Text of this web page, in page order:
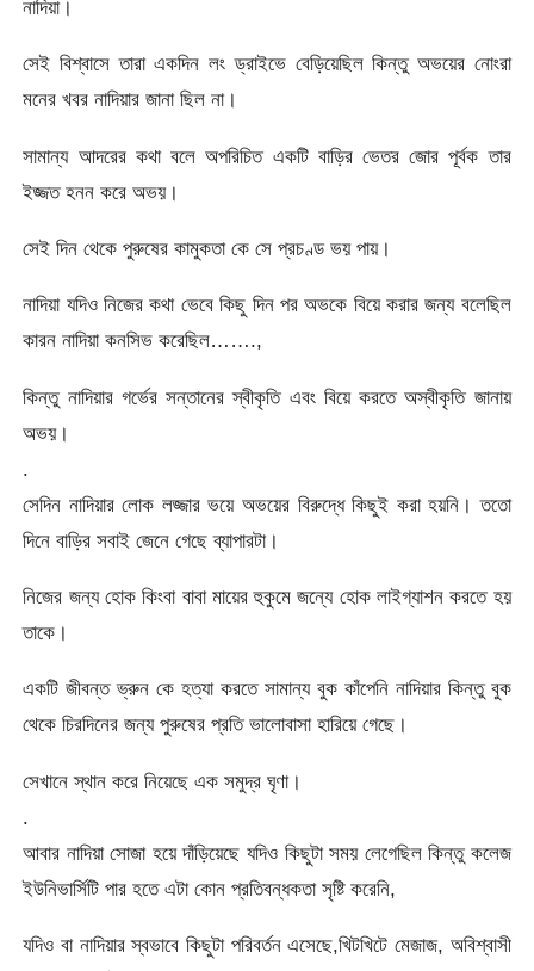
নাদিয়া।
সেই বিশ্বাসে তারা একদিন লং ড্রাইভে বেড়িয়েছিল কিন্তু অভয়ের নোংরা
মনের খবর নাদিয়ার জানা ছিল না।
সামান্য আদরের কথা বলে অপরিচিত একটি বাড়ির ভেতর জোর পূর্বক তার
ইজ্জত হনন করে অভয়।
সেই দিন থেকে পুরুষের কামুকতা কে সে প্রচণ্ড ভয় পায়।
নাদিয়া যদিও নিজের কথা ভেবে কিছু দিন পর অভকে বিয়ে করার জন্য বলেছিল
কারন নাদিয়া কনসিভ করেছিল…….,
কিন্তু নাদিয়ার গর্ভের সন্তানের স্বীকৃতি এবং বিয়ে করতে অস্বীকৃতি জানায়
অভয়।
.
সেদিন নাদিয়ার লোক লজ্জার ভয়ে অভয়ের বিরুদ্ধে কিছুই করা হয়নি। ততো
দিনে বাড়ির সবাই জেনে গেছে ব্যাপারটা।
নিজের জন্য হোক কিংবা বাবা মায়ের হুকুমে জন্যে হোক লাইগ্যাশন করতে হয়
তাকে।
একটি জীবন্ত ভ্রুন কে হত্যা করতে সামান্য বুক কাঁপেনি নাদিয়ার কিন্তু বুক
থেকে চিরদিনের জন্য পুরুষের প্রতি ভালোবাসা হারিয়ে গেছে।
সেখানে স্থান করে নিয়েছে এক সমুদ্র ঘৃণা।
.
আবার নাদিয়া সোজা হয়ে দাঁড়িয়েছে যদিও কিছুটা সময় লেগেছিল কিন্তু কলেজ
ইউনিভার্সিটি পার হতে এটা কোন প্রতিবন্ধকতা সৃষ্টি করেনি,
যদিও বা নাদিয়ার স্বভাবে কিছুটা পরিবর্তন এসেছে,খিটখিটে মেজাজ, অবিশ্বাসী